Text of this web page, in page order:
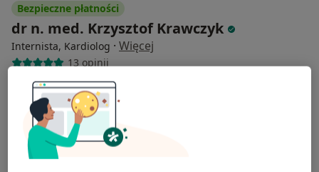
Bezpieczne płatności
dr n. med. Krzysztof Krawczyk
Internista, Kardiolog · Więcej
13 opinii
Kątowa 2, Zabierzów
Centrum Medyczne SafiMed
Konsultacja internistyczna